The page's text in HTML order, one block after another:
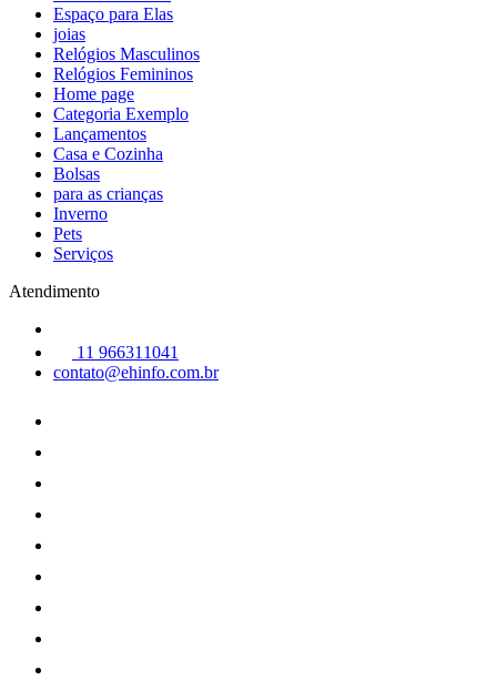
Espaço para Elas
joias
Relógios Masculinos
Relógios Femininos
Home page
Categoria Exemplo
Lançamentos
Casa e Cozinha
Bolsas
para as crianças
Inverno
Pets
Serviços
Atendimento
11 966311041
contato@ehinfo.com.br